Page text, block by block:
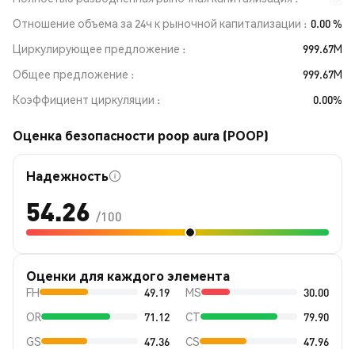
Отношение объема за 24ч к рыночной капитализации
0.00 %
Циркулирующее предложение
999.67M
Общее предложение
999.67M
Коэффициент циркуляции
0.00%
Оценка безопасности poop aura (POOP)
Надежность
54.26 /100
Оценки для каждого элемента
FH 49.19 MS
30.00
OR
71.12 CT
79.90
GS
47.36 CS 47.96